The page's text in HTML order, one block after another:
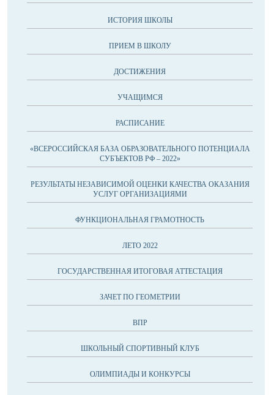
ИСТОРИЯ ШКОЛЫ
ПРИЕМ В ШКОЛУ
ДОСТИЖЕНИЯ
УЧАЩИМСЯ
РАСПИСАНИЕ
«ВСЕРОССИЙСКАЯ БАЗА ОБРАЗОВАТЕЛЬНОГО ПОТЕНЦИАЛА
СУБЪЕКТОВ РФ – 2022»
РЕЗУЛЬТАТЫ НЕЗАВИСИМОЙ ОЦЕНКИ КАЧЕСТВА ОКАЗАНИЯ
УСЛУГ ОРГАНИЗАЦИЯМИ
ФУНКЦИОНАЛЬНАЯ ГРАМОТНОСТЬ
ЛЕТО 2022
ГОСУДАРСТВЕННАЯ ИТОГОВАЯ АТТЕСТАЦИЯ
ЗАЧЕТ ПО ГЕОМЕТРИИ
ВПР
ШКОЛЬНЫЙ СПОРТИВНЫЙ КЛУБ
ОЛИМПИАДЫ И КОНКУРСЫ